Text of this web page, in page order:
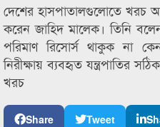
দেশের হাসপাতালগুলোতে খরচ
করেন জাহিদ মালেক। তিনি
পরিমাণ রিসোর্স থাকুক না
নিরীক্ষায় ব্যবহৃত যন্ত্রপাতির
খরচ
Share Tweet